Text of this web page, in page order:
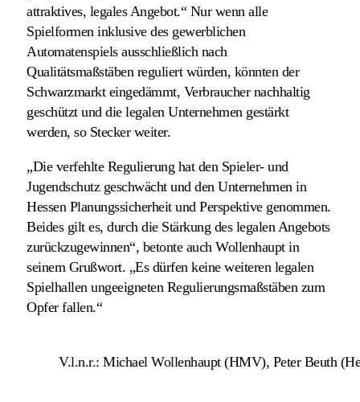
attraktives, legales Angebot.“ Nur wenn alle
Spielformen inklusive des gewerblichen
Automatenspiels ausschließlich nach
Qualitätsmaßstäben reguliert würden, könnten der
Schwarzmarkt eingedämmt, Verbraucher nachhaltig
geschützt und die legalen Unternehmen gestärkt
werden, so Stecker weiter.
„Die verfehlte Regulierung hat den Spieler- und
Jugendschutz geschwächt und den Unternehmen in
Hessen Planungssicherheit und Perspektive genommen.
Beides gilt es, durch die Stärkung des legalen Angebots
zurückzugewinnen“, betonte auch Wollenhaupt in
seinem Grußwort. „Es dürfen keine weiteren legalen
Spielhallen ungeeigneten Regulierungsmaßstäben zum
Opfer fallen.“
V.l.n.r.: Michael Wollenhaupt (HMV), Peter Beuth